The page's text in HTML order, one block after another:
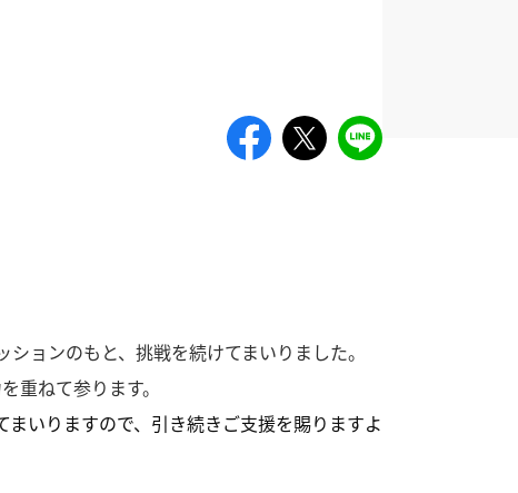
ョンのもと、挑戦を続けてまいりました。
重ねて参ります。
いりますので、引き続きご支援を賜りますよ